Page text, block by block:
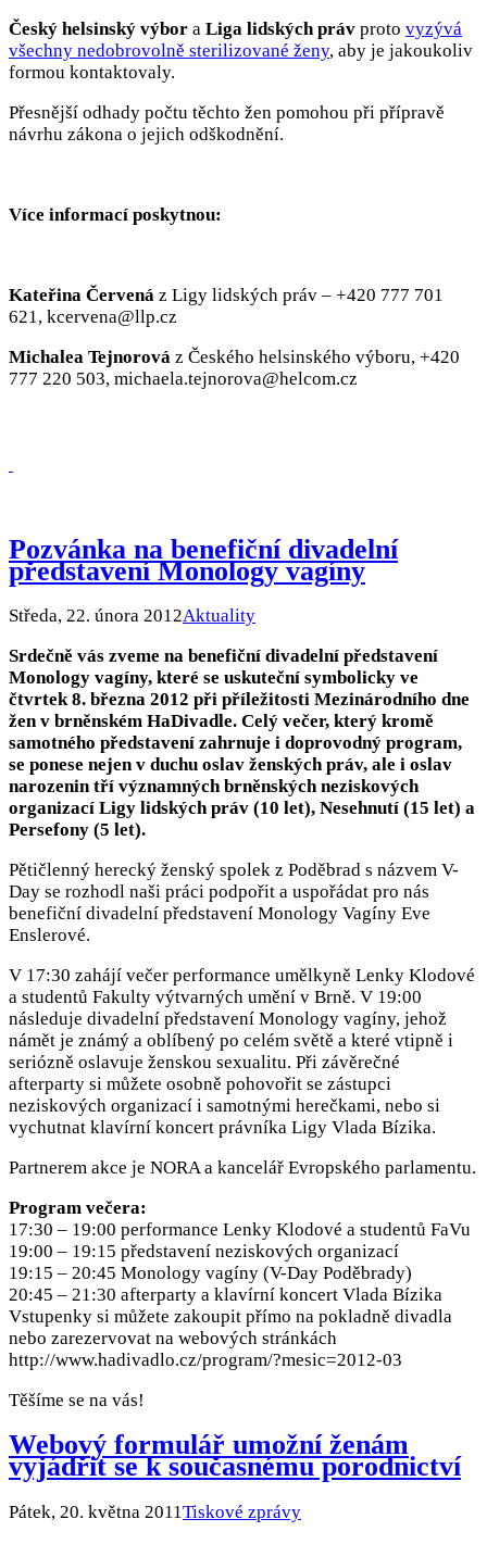
Český helsinský výbor a Liga lidských práv proto vyzývá
všechny nedobrovolně sterilizované ženy, aby je jakoukoliv
formou kontaktovaly.
Přesnější odhady počtu těchto žen pomohou při přípravě
návrhu zákona o jejich odškodnění.
Více informací poskytnou:
Kateřina Červená z Ligy lidských práv – +420 777 701
621, kcervena@llp.cz
Michalea Tejnorová z Českého helsinského výboru, +420
777 220 503, michaela.tejnorova@helcom.cz
Pozvánka na benefiční divadelní
představení Monology vagíny
Středa, 22. února 2012Aktuality
Srdečně vás zveme na benefiční divadelní představení
Monology vagíny, které se uskuteční symbolicky ve
čtvrtek 8. března 2012 při příležitosti Mezinárodního dne
žen v brněnském HaDivadle. Celý večer, který kromě
samotného představení zahrnuje i doprovodný program,
se ponese nejen v duchu oslav ženských práv, ale i oslav
narozenin tří významných brněnských neziskových
organizací Ligy lidských práv (10 let), Nesehnutí (15 let) a
Persefony (5 let).
Pětičlenný herecký ženský spolek z Poděbrad s názvem V-
Day se rozhodl naši práci podpořit a uspořádat pro nás
benefiční divadelní představení Monology Vagíny Eve
Enslerové.
V 17:30 zahájí večer performance umělkyně Lenky Klodové
a studentů Fakulty výtvarných umění v Brně. V 19:00
následuje divadelní představení Monology vagíny, jehož
námět je známý a oblíbený po celém světě a které vtipně i
seriózně oslavuje ženskou sexualitu. Při závěrečné
afterparty si můžete osobně pohovořit se zástupci
neziskových organizací i samotnými herečkami, nebo si
vychutnat klavírní koncert právníka Ligy Vlada Bízika.
Partnerem akce je NORA a kancelář Evropského parlamentu.
Program večera:
17:30 – 19:00 performance Lenky Klodové a studentů FaVu
19:00 – 19:15 představení neziskových organizací
19:15 – 20:45 Monology vagíny (V-Day Poděbrady)
20:45 – 21:30 afterparty a klavírní koncert Vlada Bízika
Vstupenky si můžete zakoupit přímo na pokladně divadla
nebo zarezervovat na webových stránkách
http://www.hadivadlo.cz/program/?mesic=2012-03
Těšíme se na vás!
Webový formulář umožní ženám
vyjádřit se k současnému porodnictví
Pátek, 20. května 2011Tiskové zprávy